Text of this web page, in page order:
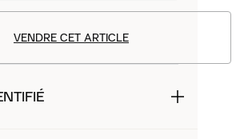
VENDRE CET ARTICLE